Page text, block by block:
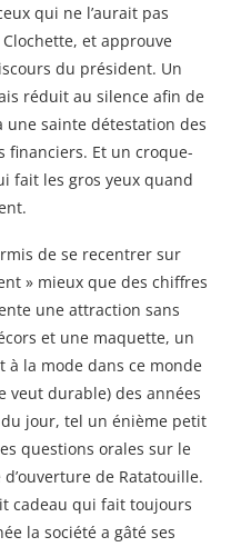
qui ne l’aurait pas
Clochette, et approuve
du président. Un
réduit au silence afin de
sainte détestation des
financiers. Et un croque-
fait les gros yeux quand
de se recentrer sur
» mieux que des chiffres
une attraction sans
et une maquette, un
à la mode dans ce monde
veut durable) des années
jour, tel un énième petit
questions orales sur le
de Ratatouille.
cadeau qui fait toujours
la société a gâté ses